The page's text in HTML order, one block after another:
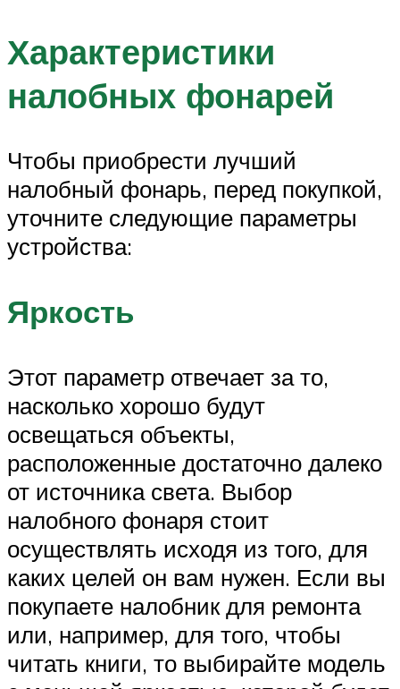
Характеристики
налобных фонарей
Чтобы приобрести лучший
налобный фонарь, перед покупкой,
уточните следующие параметры
устройства:
Яркость
Этот параметр отвечает за то,
насколько хорошо будут
освещаться объекты,
расположенные достаточно далеко
от источника света. Выбор
налобного фонаря стоит
осуществлять исходя из того, для
каких целей он вам нужен. Если вы
покупаете налобник для ремонта
или, например, для того, чтобы
читать книги, то выбирайте модель